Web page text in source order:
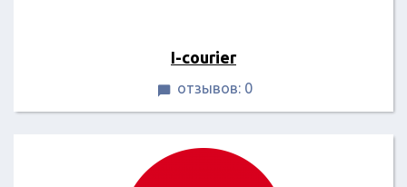
I-courier
 отзывов: 0